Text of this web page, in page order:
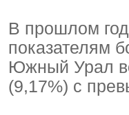
В прошлом
показателям
Южный Урал
(9,17%) с